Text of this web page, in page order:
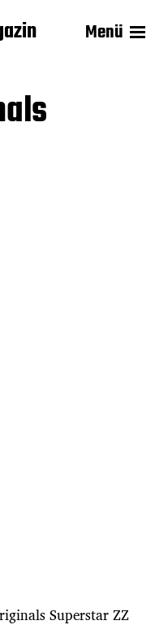
Menü
Superstar ZZ